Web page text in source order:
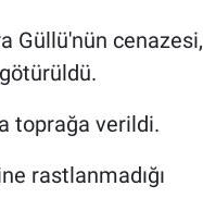
Güllü'nün cenazesi,
toprağa verildi.
rastlanmadığı